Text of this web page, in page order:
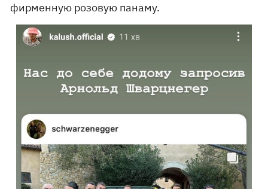
фирменную розовую панаму.